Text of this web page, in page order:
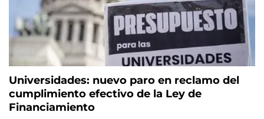
Universidades: nuevo paro en reclamo del
cumplimiento efectivo de la Ley de
Financiamiento